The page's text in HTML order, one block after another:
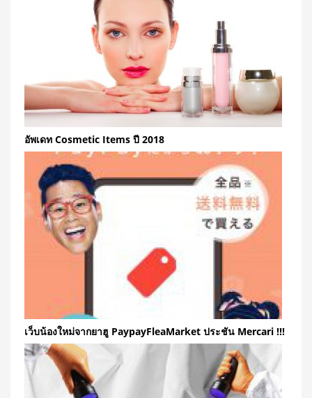
อัพเดท Cosmetic Items ปี 2018
เว็บน้องใหม่จากยาฮู PaypayFleaMarket ประชัน Mercari !!!